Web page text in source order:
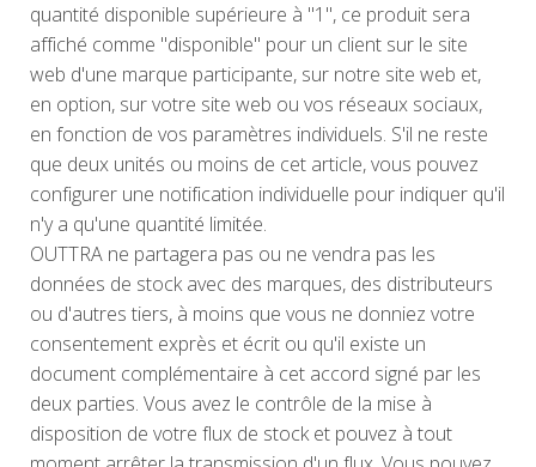
quantité disponible supérieure à "1", ce produit sera
affiché comme "disponible" pour un client sur le site
web d'une marque participante, sur notre site web et,
en option, sur votre site web ou vos réseaux sociaux,
en fonction de vos paramètres individuels. S'il ne reste
que deux unités ou moins de cet article, vous pouvez
configurer une notification individuelle pour indiquer qu'il
n'y a qu'une quantité limitée.
OUTTRA ne partagera pas ou ne vendra pas les
données de stock avec des marques, des distributeurs
ou d'autres tiers, à moins que vous ne donniez votre
consentement exprès et écrit ou qu'il existe un
document complémentaire à cet accord signé par les
deux parties. Vous avez le contrôle de la mise à
disposition de votre flux de stock et pouvez à tout